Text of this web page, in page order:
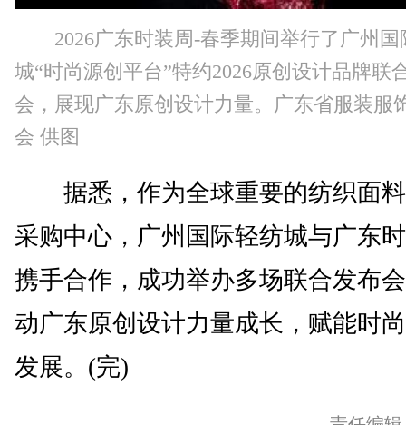
2026广东时装周-春季期间举行了广州国
城“时尚源创平台”特约2026原创设计品牌联
会，展现广东原创设计力量。广东省服装服
会 供图
据悉，作为全球重要的纺织面
采购中心，广州国际轻纺城与广东
携手合作，成功举办多场联合发布
动广东原创设计力量成长，赋能时
发展。(完)